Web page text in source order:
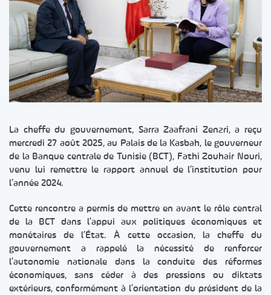
La cheffe du gouvernement, Sarra Zaafrani Zenzri, a reçu
mercredi 27 août 2025, au Palais de la Kasbah, le gouverneur
de la Banque centrale de Tunisie (BCT), Fathi Zouhair Nouri,
venu lui remettre le rapport annuel de l’institution pour
l’année 2024.
Cette rencontre a permis de mettre en avant le rôle central
de la BCT dans l’appui aux politiques économiques et
monétaires de l’État. À cette occasion, la cheffe du
gouvernement a rappelé la nécessité de renforcer
l’autonomie nationale dans la conduite des réformes
économiques, sans céder à des pressions ou diktats
extérieurs, conformément à l’orientation du président de la